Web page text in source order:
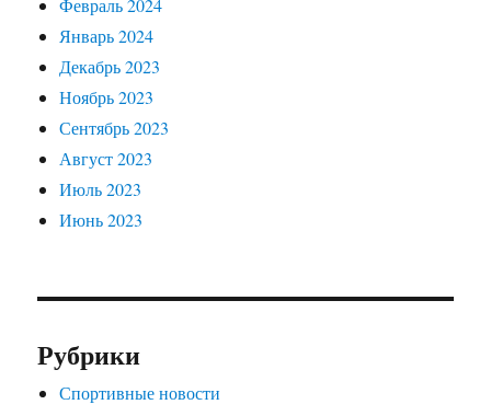
Февраль 2024
Январь 2024
Декабрь 2023
Ноябрь 2023
Сентябрь 2023
Август 2023
Июль 2023
Июнь 2023
Рубрики
Спортивные новости